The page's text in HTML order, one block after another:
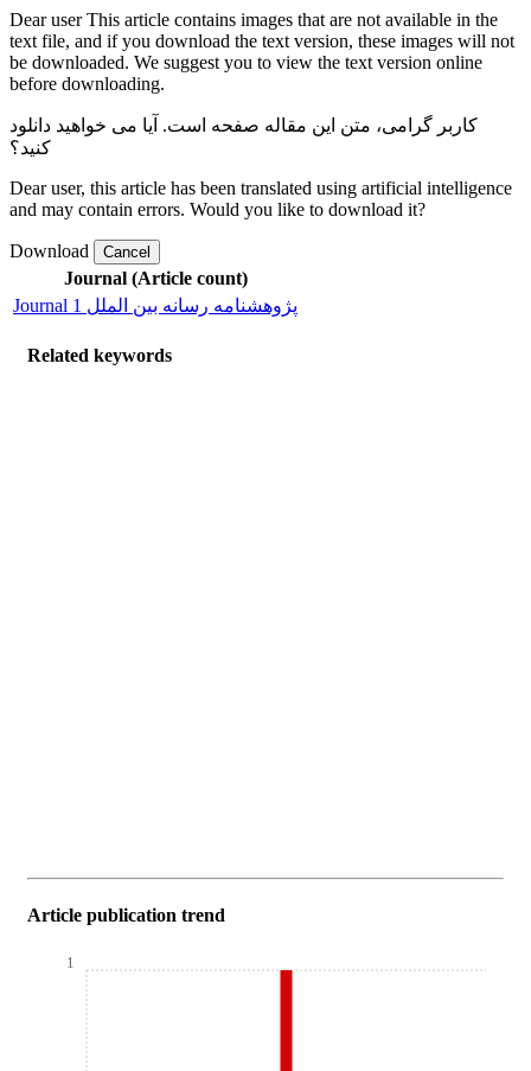
Dear user This article contains images that are not available in the
text file, and if you download the text version, these images will not
be downloaded. We suggest you to view the text version online
before downloading.
کاربر گرامی، متن این مقاله
صفحه است. آیا می خواهید دانلود
کنید؟
Dear user, this article has been translated using artificial intelligence
and may contain errors. Would you like to download it?
Download Cancel
Journal (Article count)
Journal پژوهشنامه رسانه بین الملل 1
Related keywords
Article publication trend
1